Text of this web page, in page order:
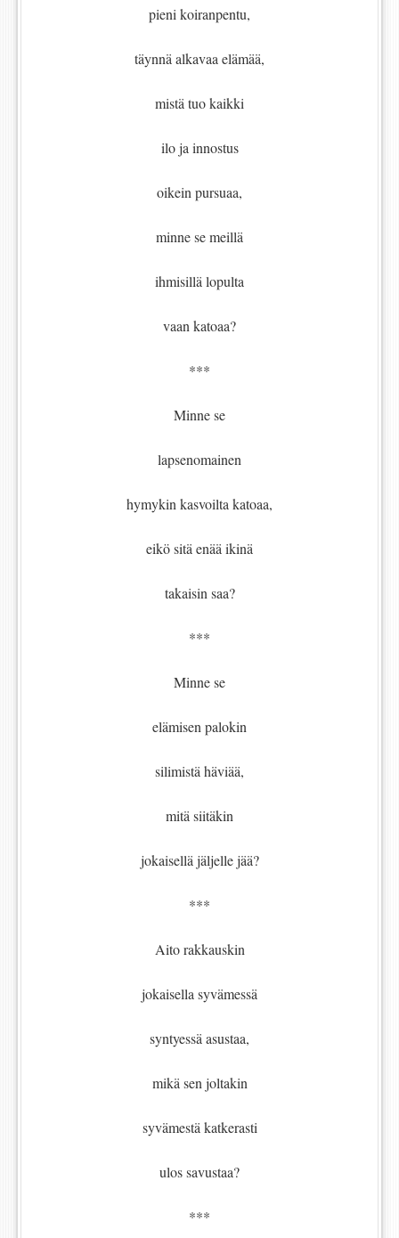
pieni koiranpentu,
täynnä alkavaa elämää,
mistä tuo kaikki
ilo ja innostus
oikein pursuaa,
minne se meillä
ihmisillä lopulta
vaan katoaa?
***
Minne se
lapsenomainen
hymykin kasvoilta katoaa,
eikö sitä enää ikinä
takaisin saa?
***
Minne se
elämisen palokin
silimistä häviää,
mitä siitäkin
jokaisellä jäljelle jää?
***
Aito rakkauskin
jokaisella syvämessä
syntyessä asustaa,
mikä sen joltakin
syvämestä katkerasti
ulos savustaa?
***